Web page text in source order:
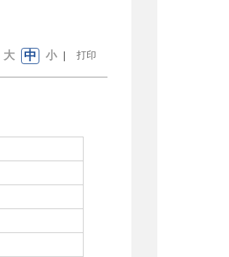
大 中 小 | 打印